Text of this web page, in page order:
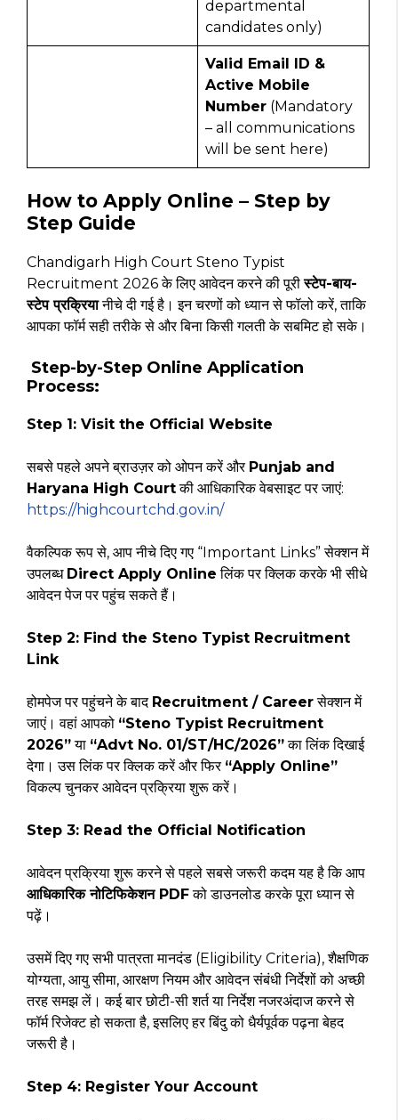
departmental
candidates only)
Valid Email ID &
Active Mobile
Number (Mandatory
– all communications
will be sent here)
How to Apply Online – Step by
Step Guide
Chandigarh High Court Steno Typist
Recruitment 2026 के लिए आवेदन करने की पूरीस्टेप-बाय-
स्टेप प्रक्रियानीचे दी गई है। इन चरणों को ध्यान से फॉलो करें, ताकि
आपका फॉर्म सही तरीके से और बिना किसी गलती के सबमिट हो सके।
Step-by-Step Online Application
Process:
Step 1: Visit the Official Website
सबसे पहले अपने ब्राउज़र को ओपन करें और Punjab and
Haryana High Courtकी आधिकारिक वेबसाइट पर जाएं:
https://highcourtchd.gov.in/
वैकल्पिक रूप से, आप नीचे दिए गए “Important Links” सेक्शन में
उपलब्ध Direct Apply Online लिंक पर क्लिक करके भी सीधे
आवेदन पेज पर पहुंच सकते हैं।
Step 2: Find the Steno Typist Recruitment
Link
होमपेज पर पहुंचने के बाद Recruitment / Careerसेक्शन में
जाएं। वहां आपको “Steno Typist Recruitment
2026”या “Advt No. 01/ST/HC/2026”का लिंक दिखाई
देगा। उस लिंक पर क्लिक करें और फिर “Apply Online”
विकल्प चुनकर आवेदन प्रक्रिया शुरू करें।
Step 3: Read the Official Notification
आवेदन प्रक्रिया शुरू करने से पहले सबसे जरूरी कदम यह है कि आप
आधिकारिक नोटिफिकेशन PDFको डाउनलोड करके पूरा ध्यान से
पढ़ें।
उसमें दिए गए सभी पात्रता मानदंड (Eligibility Criteria), शैक्षणिक
योग्यता, आयु सीमा, आरक्षण नियम और आवेदन संबंधी निर्देशों को अच्छी
तरह समझ लें। कई बार छोटी-सी शर्त या निर्देश नजरअंदाज करने से
फॉर्म रिजेक्ट हो सकता है, इसलिए हर बिंदु को धैर्यपूर्वक पढ़ना बेहद
जरूरी है।
Step 4: Register Your Account